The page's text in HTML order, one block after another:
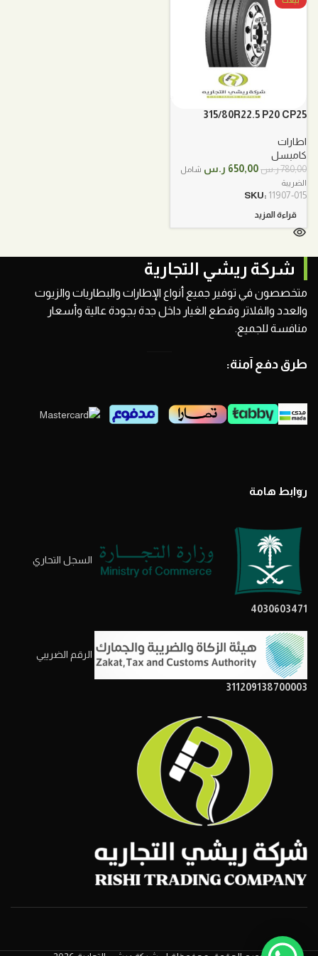
315/80R22.5 P20 CP25
اطارات
كامبسل
780,00ر.س السعر
هو:
650,00 ر.س السعر
شامل
الضريبة
SKU: 11907-015
قراءة المزيد
شركة ريشي التجارية
متخصصون في توفير جميع أنواع الإطارات والبطاريات والزيوت
والعدد والفلاتر وقطع الغيار داخل جدة بجودة عالية وأسعار
منافسة للجميع.
طرق دفع آمنة:
روابط هامة
السجل التحاري
4030603471
الرقم الضريبي
311209138700003